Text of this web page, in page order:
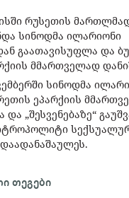
რუსეთის
სინოდმა ილარიონი
გაათავისუფლა და
მმართველად
სინოდმა
ეპარქიის
„შესვენებაზე“
თეგები